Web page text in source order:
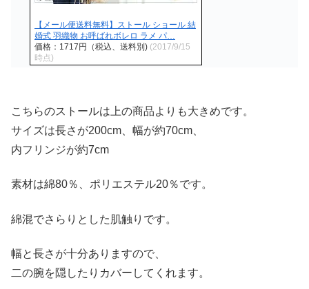
【メール便送料無料】ストール ショール 結
婚式 羽織物 お呼ばれボレロ ラメ パ…
価格：1717円（税込、送料別) (2017/9/15
時点)
こちらのストールは上の商品よりも大きめです。
サイズは長さが200cm、幅が約70cm、
内フリンジが約7cm
素材は綿80％、ポリエステル20％です。
綿混でさらりとした肌触りです。
幅と長さが十分ありますので、
二の腕を隠したりカバーしてくれます。